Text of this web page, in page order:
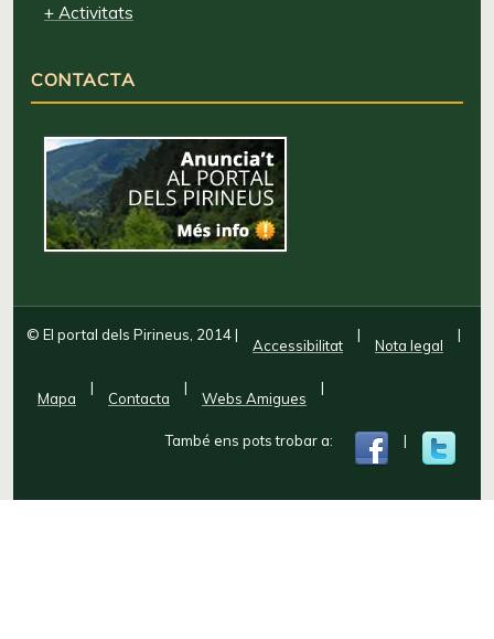
+ Activitats
CONTACTA
© El portal dels Pirineus, 2014|
Accessibilitat
|
Nota legal
|
Mapa
|
Contacta
|
Webs Amigues
|
També ens pots trobar a: |